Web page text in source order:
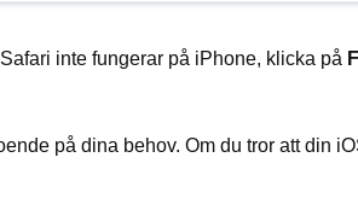
inte fungerar på iPhone, klicka på
på dina behov. Om du tror att din